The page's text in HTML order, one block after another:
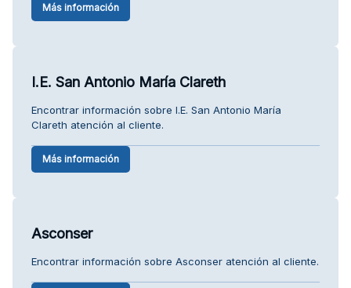
Más información
I.E. San Antonio María Clareth
Encontrar información sobre I.E. San Antonio María
Clareth atención al cliente.
Más información
Asconser
Encontrar información sobre Asconser atención al cliente.